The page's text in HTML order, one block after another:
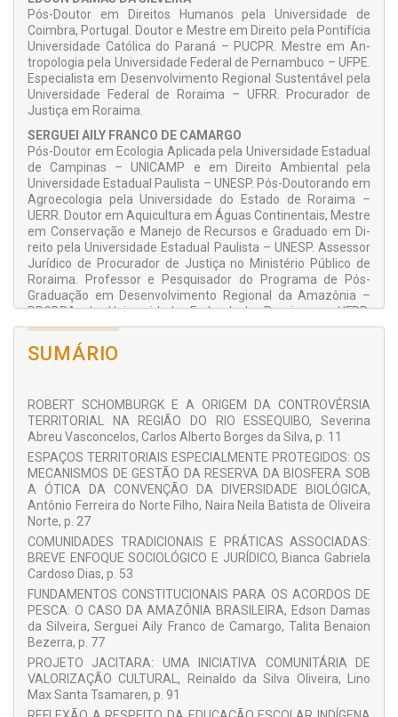
Pós-Doutor em Direitos Humanos pela Universidade de
Coimbra, Por­tugal. Doutor e Mestre em Direito pela Pontifícia
Universidade Católica do Paraná – PUCPR. Mestre em An­
tropologia pela Universidade Federal de Pernambuco – UFPE.
Especialista em Desenvolvimento Regional Sustentável pela
Universidade Federal de Roraima – UFRR. Procurador de
Justiça em Roraima.
SERGUEI AILY FRANCO DE CAMARGO
Pós-Doutor em Ecologia Aplicada pela Universidade Estadual
de Campinas – UNICAMP e em Di­reito Ambiental pela
Universidade Estadual Paulista – UNESP. Pós-Doutorando em
Agroecologia pela Universidade do Estado de Roraima –
UERR. Doutor em Aqui­cultura em Águas Continentais, Mestre
em Conservação e Manejo de Recursos e Graduado em Di­
reito pela Universidade Estadual Paulista – UNESP. Assessor
Jurídico de Procurador de Justiça no Minis­tério Público de
Roraima. Professor e Pesquisador do Programa de Pós-
Graduação em Desenvolvimento Regional da Amazônia –
PPGDRA da Universidade Federal de Rorai­ma – UFRR.
Professor dos Cursos de Direito do Centro Universitário Es­
tácio da Amazônia e da Faculdade Cathedral de Boa Vista.
Bianca Gabriela Cardoso Dias
Bianca Jorge Sequeira
Carlos Alberto Borges da Silva
Carlos Fabrício Ortmeier Ratacheski
Edson Damas da Silveira
Jaques Sonntag
Lino Max Santa Tsamaren
Marilene Fernandes
Mary Lucia Silva Perim
Naira Neila Batista de Oliveira Norte
Reinaldo da Silva Oliveira
Roseane Pereira Morais
SUMÁRIO
ROBERT SCHOMBURGK E A ORIGEM DA CONTROVÉRSIA
TERRITORIAL NA REGIÃO DO RIO ESSEQUIBO, Severina
Abreu Vasconcelos, Carlos Alberto Borges da Silva, p. 11
ESPAÇOS TERRITORIAIS ESPECIALMENTE PROTEGIDOS: OS
MECANISMOS DE GESTÃO DA RESERVA DA BIOSFERA SOB
A ÓTICA DA CONVENÇÃO DA DIVERSIDADE BIOLÓGICA,
Antônio Ferreira do Norte Filho, Naira Neila Batista de Oliveira
Norte, p. 27
COMUNIDADES TRADICIONAIS E PRÁTICAS ASSOCIADAS:
BREVE ENFOQUE SOCIOLÓGICO E JURÍDICO, Bianca Gabriela
Cardoso Dias, p. 53
FUNDAMENTOS CONSTITUCIONAIS PARA OS ACORDOS DE
PESCA: O CASO DA AMAZÔNIA BRASILEIRA, Edson Damas
da Silveira, Serguei Aily Franco de Camargo, Talita Benaion
Bezerra, p. 77
PROJETO JACITARA: UMA INICIATIVA COMUNITÁRIA DE
VALORIZAÇÃO CULTURAL, Reinaldo da Silva Oliveira, Lino
Max Santa Tsamaren, p. 91